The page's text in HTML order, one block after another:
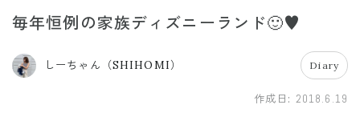
毎年恒例の家族ディズニーランド🙂♥️
しーちゃん（SHIHOMI） Diary
作成日: 2018.6.19